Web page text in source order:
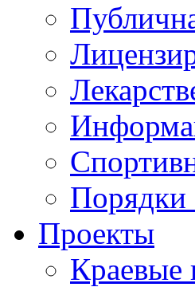
Порядки
Проекты
Краевые